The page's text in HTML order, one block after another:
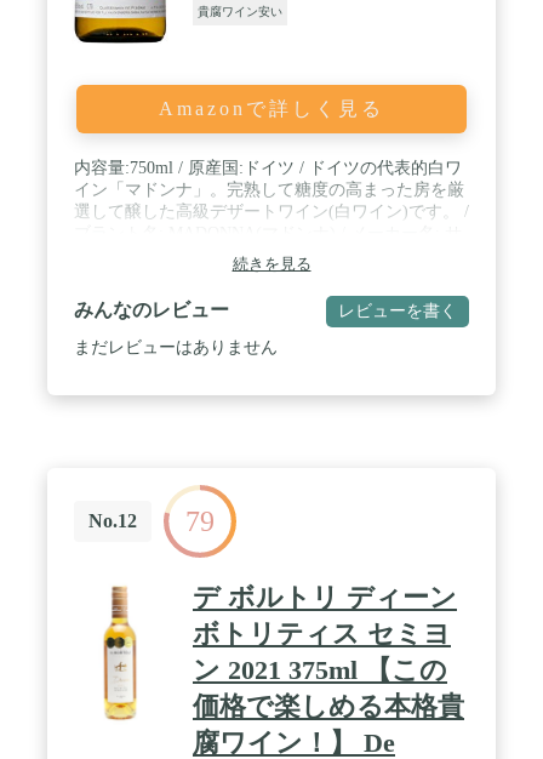
貴腐ワイン安い
Amazonで詳しく見る
内容量:750ml / 原産国:ドイツ / ドイツの代表的白ワ
イン「マドンナ」。完熟して糖度の高まった房を厳
選して醸した高級デザートワイン(白ワイン)です。 /
続きを見る
みんなのレビュー レビューを書く
まだレビューはありません
No.12 79
デ ボルトリ ディーン
ボトリティス セミヨ
ン 2021 375ml 【この
価格で楽しめる本格貴
腐ワイン！】 De